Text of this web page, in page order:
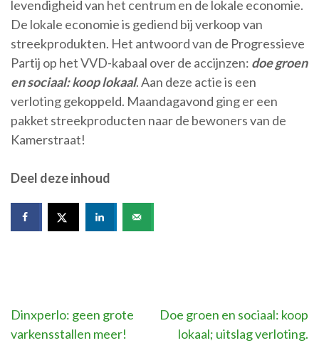
levendigheid van het centrum en de lokale economie.
De lokale economie is gediend bij verkoop van
streekprodukten. Het antwoord van de Progressieve
Partij op het VVD-kabaal over de accijnzen: doe groen
en sociaal: koop lokaal. Aan deze actie is een
verloting gekoppeld. Maandagavond ging er een
pakket streekproducten naar de bewoners van de
Kamerstraat!
Deel deze inhoud
Bericht
Dinxperlo: geen grote
varkensstallen meer!
Doe groen en sociaal: koop
lokaal; uitslag verloting.